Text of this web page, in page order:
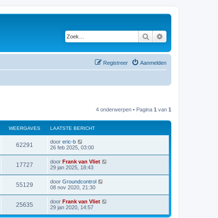
Zoek
Aanmelden
Registreer
4 onderwerpen • Pagina 1 van 1
WEERGAVES LAATSTE BERICHT
62291 door eric-b
26 feb 2025, 03:00
17727 door Frank van Vliet
29 jan 2025, 18:43
55129 door Groundcontrol
08 nov 2020, 21:30
25635 door Frank van Vliet
29 jan 2020, 14:57